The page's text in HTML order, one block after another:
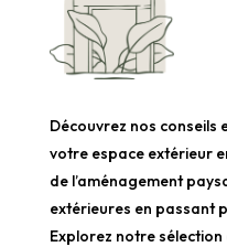
Découvrez nos
votre espace extérieur
de l’aménagement
extérieures en passant
Explorez notre